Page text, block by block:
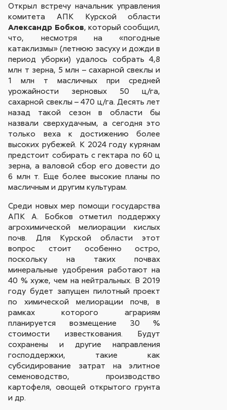
Открыл встречу начальник управления
комитета АПК Курской области
Александр Бобков, который сообщил,
что, несмотря на «погодные
катаклизмы» (летнюю засуху и дожди в
период уборки) удалось собрать 4,8
млн т зерна, 5 млн – сахарной свеклы и
1 млн т масличных при средней
урожайности зерновых 50 ц/га,
сахарной свеклы – 470 ц/га. Десять лет
назад такой сезон в области бы
назвали сверхудачным, а сегодня это
только веха к достижению более
высоких рубежей. К 2024 году курянам
предстоит собирать с гектара по 60 ц
зерна, а валовой сбор его довести до
6 млн т. Еще более высокие планы по
масличным и другим культурам.
Среди новых мер помощи государства
АПК А. Бобков отметил поддержку
агрохимической мелиорации кислых
почв. Для Курской области этот
вопрос стоит особенно остро,
поскольку на таких почвах
минеральные удобрения работают на
40 % хуже, чем на нейтральных. В 2019
году будет запущен пилотный проект
по химической мелиорации почв, в
рамках которого аграриям
планируется возмещение 30 %
стоимости известкования. Будут
сохранены и другие направления
господдержки, такие как
субсидирование затрат на элитное
семеноводство, производство
картофеля, овощей открытого грунта
и др.